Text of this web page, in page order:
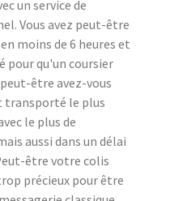
un service de
Vous avez peut-être
moins de 6 heures et
pour qu'un coursier
être avez-vous
transporté le plus
le plus de
aussi dans un délai
être votre colis
précieux pour être